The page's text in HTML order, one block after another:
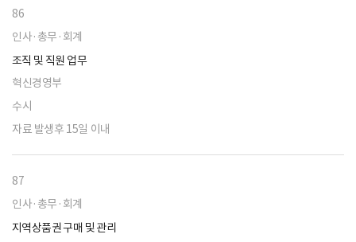
86
인사·총무·회계
조직 및 직원 업무
혁신경영부
수시
자료 발생후 15일 이내
87
인사·총무·회계
지역상품권 구매 및 관리